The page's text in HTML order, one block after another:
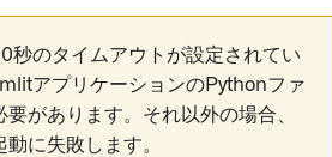
のタイムアウトが設定されてい
アプリケーションのPythonファ
があります。それ以外の場合、
に失敗します。